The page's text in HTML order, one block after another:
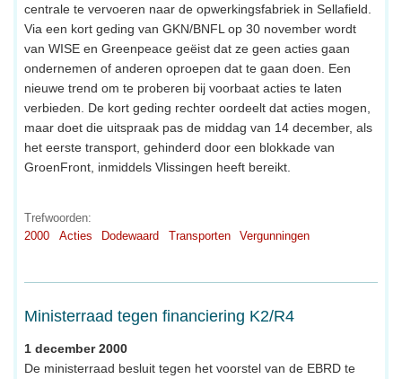
centrale te vervoeren naar de opwerkingsfabriek in Sellafield.
Via een kort geding van GKN/BNFL op 30 november wordt
van WISE en Greenpeace geëist dat ze geen acties gaan
ondernemen of anderen oproepen dat te gaan doen. Een
nieuwe trend om te proberen bij voorbaat acties te laten
verbieden. De kort geding rechter oordeelt dat acties mogen,
maar doet die uitspraak pas de middag van 14 december, als
het eerste transport, gehinderd door een blokkade van
GroenFront, inmiddels Vlissingen heeft bereikt.
Trefwoorden:
2000
Acties Dodewaard Transporten Vergunningen
Ministerraad tegen financiering K2/R4
1 december 2000
De ministerraad besluit tegen het voorstel van de EBRD te